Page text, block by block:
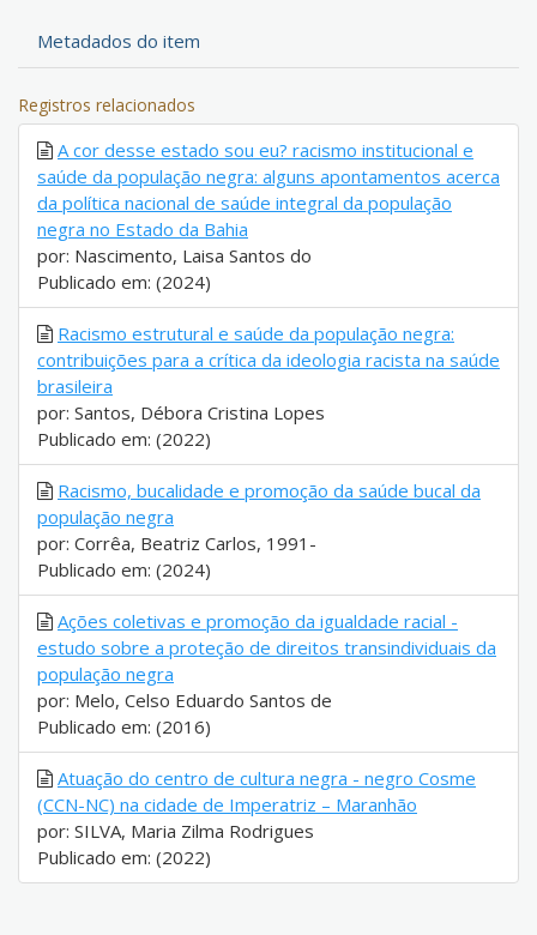
Metadados do item
Registros relacionados
A cor desse estado sou eu? racismo institucional e
saúde da população negra: alguns apontamentos acerca
da política nacional de saúde integral da população
negra no Estado da Bahia
por: Nascimento, Laisa Santos do
Publicado em: (2024)
Racismo estrutural e saúde da população negra:
contribuições para a crítica da ideologia racista na saúde
brasileira
por: Santos, Débora Cristina Lopes
Publicado em: (2022)
Racismo, bucalidade e promoção da saúde bucal da
população negra
por: Corrêa, Beatriz Carlos, 1991-
Publicado em: (2024)
Ações coletivas e promoção da igualdade racial -
estudo sobre a proteção de direitos transindividuais da
população negra
por: Melo, Celso Eduardo Santos de
Publicado em: (2016)
Atuação do centro de cultura negra - negro Cosme
(CCN-NC) na cidade de Imperatriz – Maranhão
por: SILVA, Maria Zilma Rodrigues
Publicado em: (2022)